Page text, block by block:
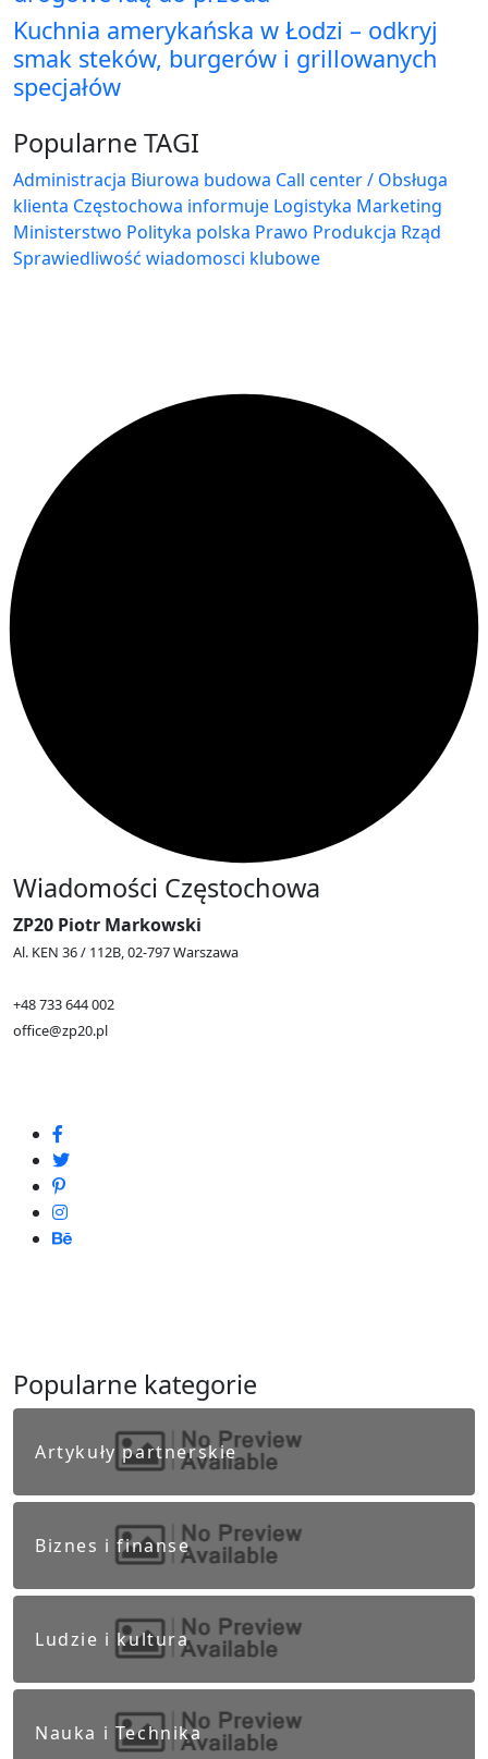
Kuchnia amerykańska w Łodzi – odkryj
smak steków, burgerów i grillowanych
specjałów
Popularne TAGI
Administracja Biurowa budowa Call center / Obsługa
klienta Częstochowa informuje Logistyka Marketing
Ministerstwo Polityka polska Prawo Produkcja Rząd
Sprawiedliwość wiadomosci klubowe
Wiadomości Częstochowa
ZP20 Piotr Markowski
Al. KEN 36 / 112B, 02-797 Warszawa
+48 733 644 002
office@zp20.pl
Popularne kategorie
Artykuły partnerskie
Biznes i finanse
Ludzie i kultura
Nauka i Technika